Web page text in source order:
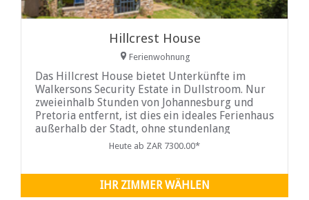
Hillcrest House
Ferienwohnung
Das Hillcrest House bietet Unterkünfte im
Walkersons Security Estate in Dullstroom. Nur
zweieinhalb Stunden von Johannesburg und
Pretoria entfernt, ist dies ein ideales Ferienhaus
außerhalb der Stadt, ohne stundenlang
unterwegs zu sein...Heute ab ZAR 7300.00*
IHR ZIMMER WÄHLEN